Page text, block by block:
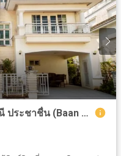
ขายบ้านเดี่ยว 3 ชั้น หมู่บ้าน ธาริณี ประชาชื่น (Baan Tharinee Prachachuen) โดย L&H ถนนประชาชื่น ใกล้เดอะมอลล์งามวงศ์วาน ถนนเทศบาลรังสรรเหนือ ARA